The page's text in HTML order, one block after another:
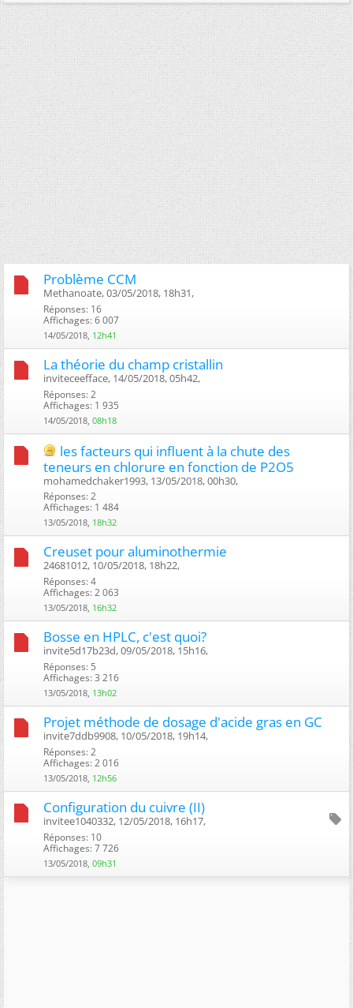
Problème CCM
Methanoate, 03/05/2018, 18h31, ‎
Réponses: 16
Affichages: 6 007
14/05/2018, 12h41
La théorie du champ cristallin
inviteceefface, 14/05/2018, 05h42, ‎
Réponses: 2
Affichages: 1 935
14/05/2018, 08h18
les facteurs qui influent à la chute des
teneurs en chlorure en fonction de P2O5
mohamedchaker1993, 13/05/2018, 00h30, ‎
Réponses: 2
Affichages: 1 484
13/05/2018, 18h32
Creuset pour aluminothermie
24681012, 10/05/2018, 18h22, ‎
Réponses: 4
Affichages: 2 063
13/05/2018, 16h32
Bosse en HPLC, c'est quoi?
invite5d17b23d, 09/05/2018, 15h16, ‎
Réponses: 5
Affichages: 3 216
13/05/2018, 13h02
Projet méthode de dosage d'acide gras en GC
invite7ddb9908, 10/05/2018, 19h14, ‎
Réponses: 2
Affichages: 2 016
13/05/2018, 12h56
Configuration du cuivre (II)
invitee1040332, 12/05/2018, 16h17, ‎
Réponses: 10
Affichages: 7 726
13/05/2018, 09h31